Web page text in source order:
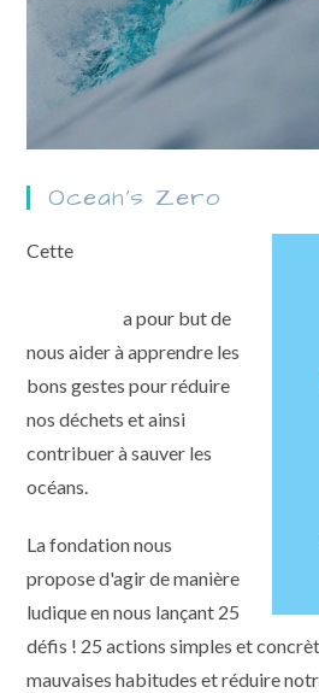
Ocean's Zero
Cette
a pour but de
nous aider à apprendre les
bons gestes pour réduire
nos déchets et ainsi
contribuer à sauver les
océans.
La fondation nous
propose d'agir de manière
ludique en nous lançant 25
défis ! 25 actions simples et
mauvaises habitudes et réduire